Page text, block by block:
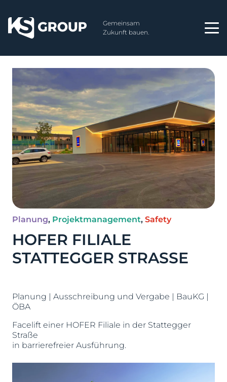
Gemeinsam
Zukunft bauen.
Planung, Projektmanagement, Safety
HOFER FILIALE
STATTEGGER STRASSE
Planung | Ausschreibung und Vergabe | BauKG |
ÖBA
Facelift einer HOFER Filiale in der Stattegger
Straße
in barrierefreier Ausführung.